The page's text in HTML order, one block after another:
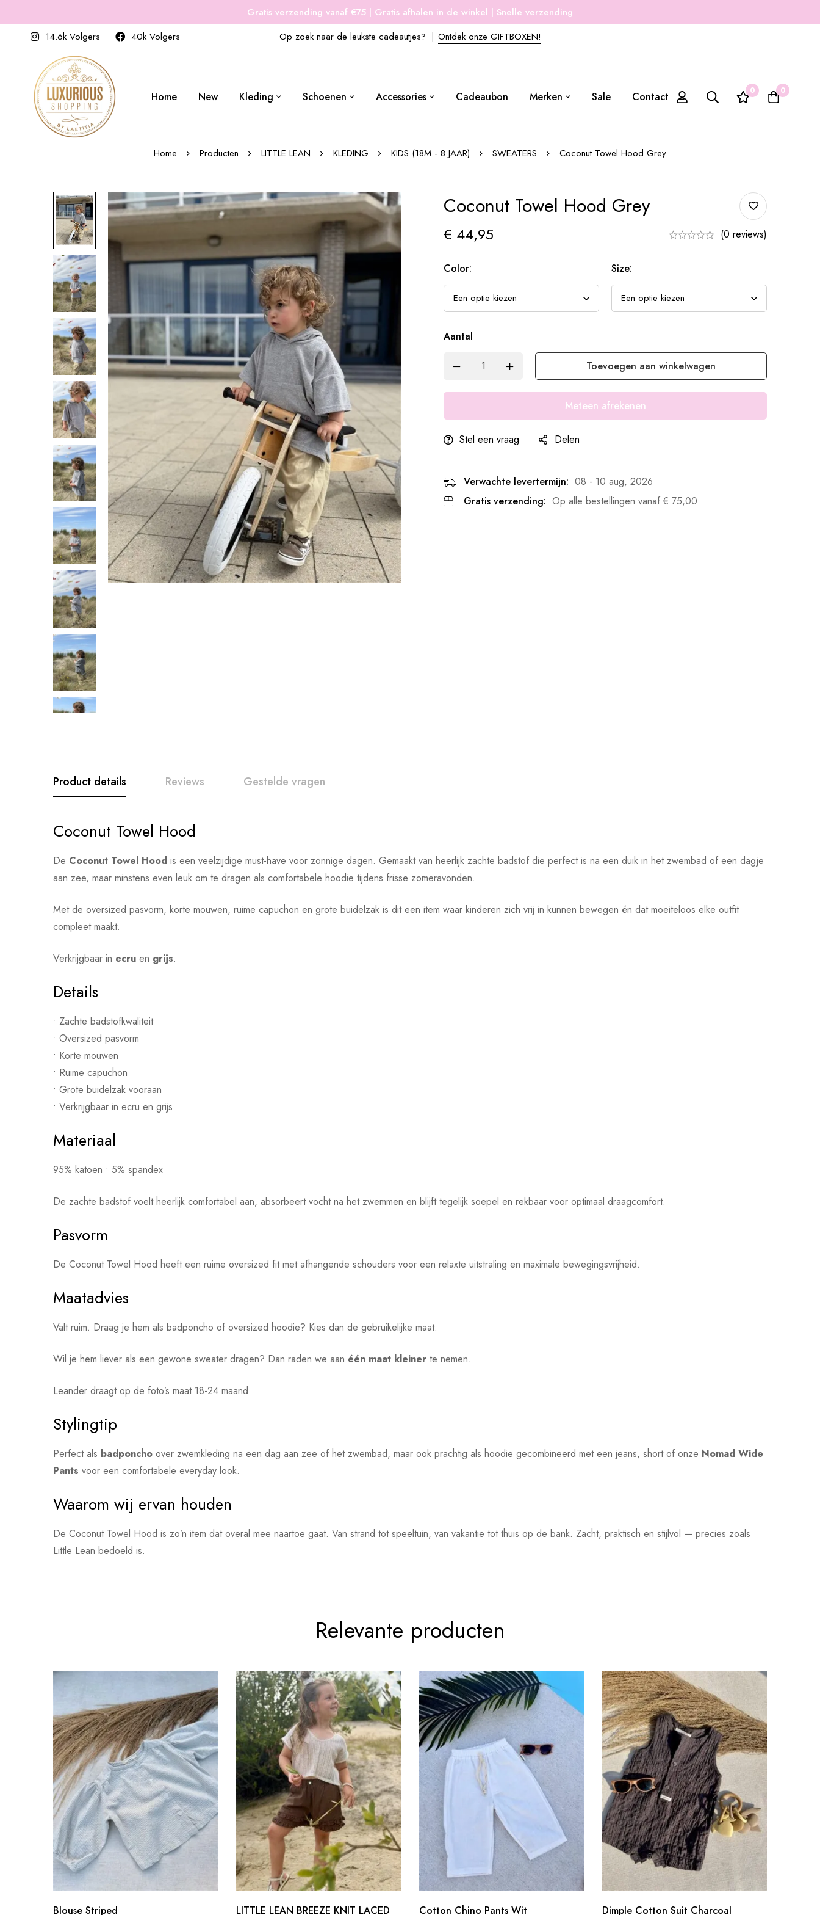
Gratis verzending vanaf €75 | Gratis afhalen in de winkel | Snelle verzending
14.6k Volgers
40k Volgers Op zoek naar de leukste cadeautjes? Ontdek onze GIFTBOXEN!
Home New Kleding Schoenen Accessories Cadeaubon Merken Sale Contact 0 0
Home Producten LITTLE LEAN KLEDING KIDS (18M - 8 JAAR) SWEATERS Coconut Towel Hood Grey
Coconut Towel Hood Grey
€ 44,95 (0 reviews)
Color: Size:
Aantal
Toevoegen aan winkelwagen
Meteen afrekenen
Stel een vraag Delen
Verwachte levertermijn: 08 - 10 aug, 2026
Gratis verzending: Op alle bestellingen vanaf € 75,00
Product details Reviews Gestelde vragen
Coconut Towel Hood
De Coconut Towel Hood is een veelzijdige must-have voor zonnige dagen. Gemaakt van heerlijk zachte badstof die perfect is na een duik in het zwembad of een dagje
aan zee, maar minstens even leuk om te dragen als comfortabele hoodie tijdens frisse zomeravonden.
Met de oversized pasvorm, korte mouwen, ruime capuchon en grote buidelzak is dit een item waar kinderen zich vrij in kunnen bewegen én dat moeiteloos elke outfit
compleet maakt.
Verkrijgbaar in ecru en grijs.
Details
• Zachte badstofkwaliteit
• Oversized pasvorm
• Korte mouwen
• Ruime capuchon
• Grote buidelzak vooraan
• Verkrijgbaar in ecru en grijs
Materiaal
95% katoen • 5% spandex
De zachte badstof voelt heerlijk comfortabel aan, absorbeert vocht na het zwemmen en blijft tegelijk soepel en rekbaar voor optimaal draagcomfort.
Pasvorm
De Coconut Towel Hood heeft een ruime oversized fit met afhangende schouders voor een relaxte uitstraling en maximale bewegingsvrijheid.
Maatadvies
Valt ruim. Draag je hem als badponcho of oversized hoodie? Kies dan de gebruikelijke maat.
Wil je hem liever als een gewone sweater dragen? Dan raden we aan één maat kleiner te nemen.
Leander draagt op de foto’s maat 18-24 maand
Stylingtip
Perfect als badponcho over zwemkleding na een dag aan zee of het zwembad, maar ook prachtig als hoodie gecombineerd met een jeans, short of onze Nomad Wide
Pants voor een comfortabele everyday look.
Waarom wij ervan houden
De Coconut Towel Hood is zo’n item dat overal mee naartoe gaat. Van strand tot speeltuin, van vakantie tot thuis op de bank. Zacht, praktisch en stijlvol — precies zoals
Little Lean bedoeld is.
Relevante producten
Blouse Striped LITTLE LEAN BREEZE KNIT LACED Cotton Chino Pants Wit Dimple Cotton Suit Charcoal